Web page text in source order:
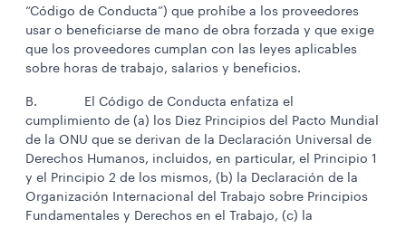
“Código de Conducta”) que prohíbe a los proveedores
usar o beneficiarse de mano de obra forzada y que exige
que los proveedores cumplan con las leyes aplicables
sobre horas de trabajo, salarios y beneficios.
B. El Código de Conducta enfatiza el
cumplimiento de (a) los Diez Principios del Pacto Mundial
de la ONU que se derivan de la Declaración Universal de
Derechos Humanos, incluidos, en particular, el Principio 1
y el Principio 2 de los mismos, (b) la Declaración de la
Organización Internacional del Trabajo sobre Principios
Fundamentales y Derechos en el Trabajo, (c) la